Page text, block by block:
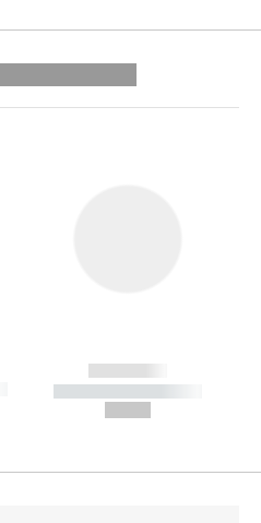
------------
----------- -----------